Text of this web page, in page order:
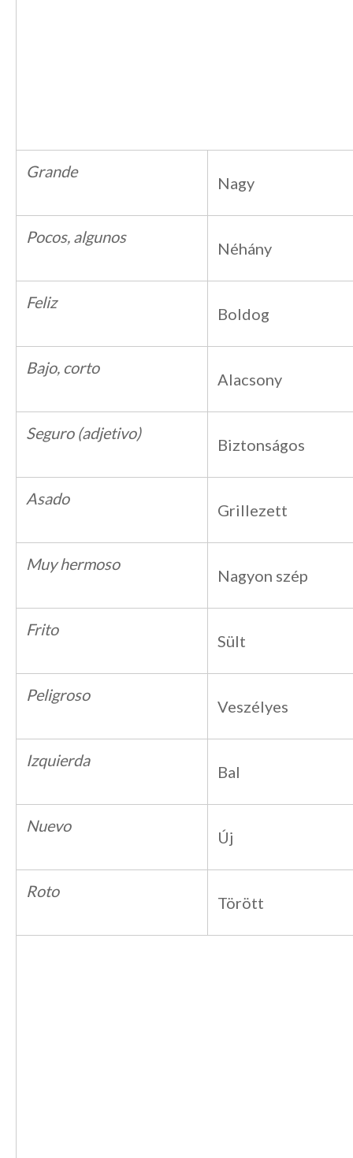
Grande
Nagy
Pocos, algunos
Néhány
Feliz
Boldog
Bajo, corto
Alacsony
Seguro (adjetivo)
Biztonságos
Asado
Grillezett
Muy hermoso
Nagyon szép
Frito
Sült
Peligroso
Veszélyes
Izquierda
Bal
Nuevo
Új
Roto
Törött